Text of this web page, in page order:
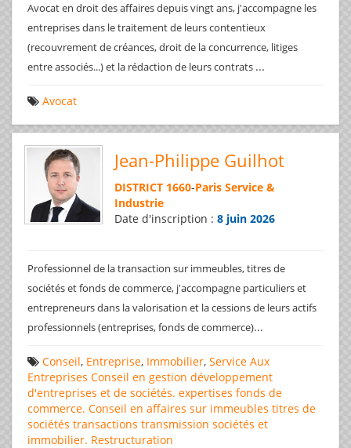
Avocat en droit des affaires depuis vingt ans, j'accompagne les
entreprises dans le traitement de leurs contentieux
(recouvrement de créances, droit de la concurrence, litiges
entre associés...) et la rédaction de leurs contrats ...
Avocat
Jean-Philippe Guilhot
DISTRICT 1660-Paris Service &
Industrie
Date d'inscription : 8 juin 2026
Professionnel de la transaction sur immeubles, titres de
sociétés et fonds de commerce, j'accompagne particuliers et
entrepreneurs dans la valorisation et la cessions de leurs actifs
professionnels (entreprises, fonds de commerce)...
Conseil, Entreprise, Immobilier, Service Aux
Entreprises Conseil en gestion développement
d'entreprises et de sociétés. expertises fonds de
commerce. Conseil en affaires sur immeubles titres de
sociétés transactions transmission sociétés et
immobilier. Restructuration